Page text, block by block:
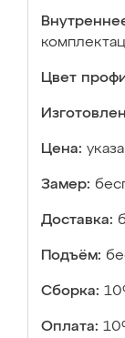
Цвет
Цена:
Замер:
Доставка:
Подъём:
Сборка:
Оплата: